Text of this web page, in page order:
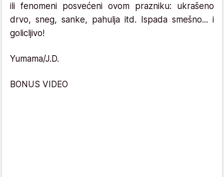
ili fenomeni posvećeni ovom prazniku: ukrašeno
drvo, sneg, sanke, pahulja itd. Ispada smešno... i
golicljivo!
Yumama/J.D.
BONUS VIDEO